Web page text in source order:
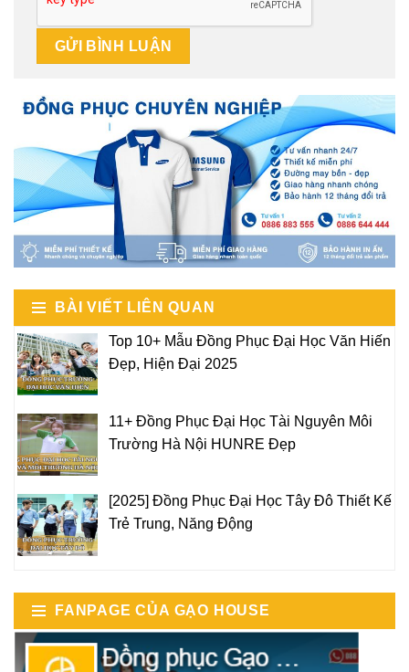
BÀI VIẾT LIÊN QUAN
Top 10+ Mẫu Đồng Phục Đại Học Văn Hiến
Đẹp, Hiện Đại 2025
11+ Đồng Phục Đại Học Tài Nguyên Môi
Trường Hà Nội HUNRE Đẹp
[2025] Đồng Phục Đại Học Tây Đô Thiết Kế
Trẻ Trung, Năng Động
FANPAGE CỦA GẠO HOUSE